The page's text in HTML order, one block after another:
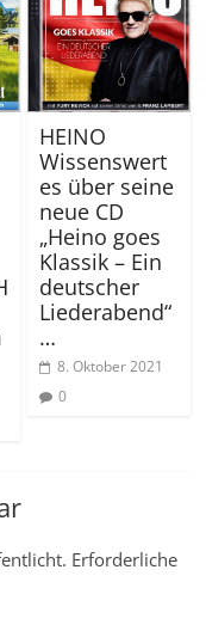
HEINO
Wissenswert
es über seine
neue CD
„Heino goes
Klassik – Ein
deutscher
Liederabend“
…
8. Oktober 2021
0
Erforderliche